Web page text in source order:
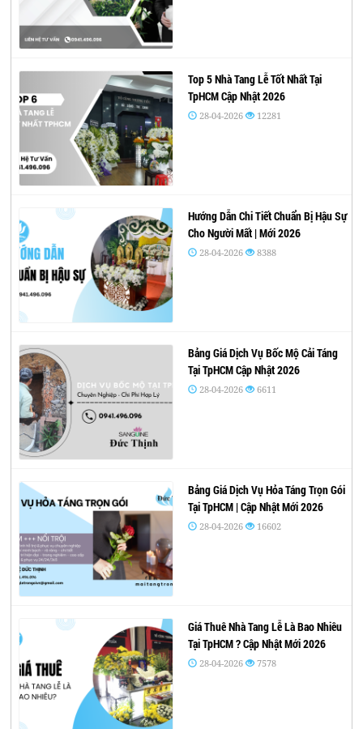
Top 5 Nhà Tang Lễ Tốt Nhất Tại
TpHCM Cập Nhật 2026
28-04-2026 12281
Hướng Dẫn Chi Tiết Chuẩn Bị Hậu Sự
Cho Người Mất | Mới 2026
28-04-2026 8388
Bảng Giá Dịch Vụ Bốc Mộ Cải Táng
Tại TpHCM Cập Nhật 2026
28-04-2026 6611
Bảng Giá Dịch Vụ Hỏa Táng Trọn Gói
Tại TpHCM | Cập Nhật Mới 2026
28-04-2026 16602
Giá Thuê Nhà Tang Lễ Là Bao Nhiêu
Tại TpHCM ? Cập Nhật Mới 2026
28-04-2026 7578